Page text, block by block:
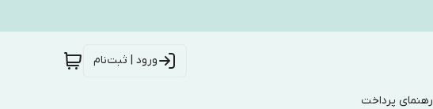
ورود | ثبت‌نام
رهنمای پرداخت